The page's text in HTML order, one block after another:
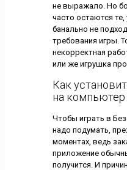
не выражало. Но
часто остаются те,
банально не
требования игры.
некорректная
или же игрушка
Как
на
Чтобы играть в
надо подумать,
моментах, ведь
приложение
получится. И